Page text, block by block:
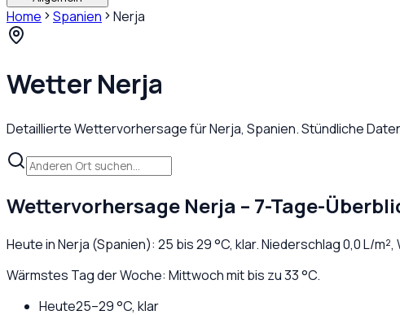
Home Spanien Nerja
WetterNerja
Detaillierte Wettervorhersage fürNerja, Spanien. Stündliche
Wettervorhersage Nerja – 7-Tage-
Heute inNerja (Spanien): 25 bis29°C, klar. Niederschlag0,0L/m²,
Wärmstes Tag der Woche: Mittwoch mit bis zu 33 °C.
Heute25–29°C, klar